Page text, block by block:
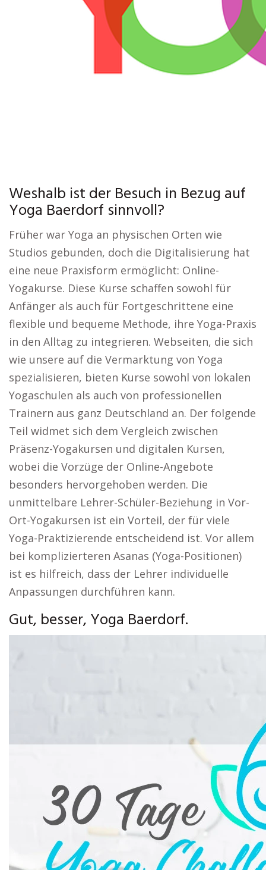
Weshalb ist der Besuch in Bezug auf
Yoga Baerdorf sinnvoll?
Früher war Yoga an physischen Orten wie
Studios gebunden, doch die Digitalisierung hat
eine neue Praxisform ermöglicht: Online-
Yogakurse. Diese Kurse schaffen sowohl für
Anfänger als auch für Fortgeschrittene eine
flexible und bequeme Methode, ihre Yoga-Praxis
in den Alltag zu integrieren. Webseiten, die sich
wie unsere auf die Vermarktung von Yoga
spezialisieren, bieten Kurse sowohl von lokalen
Yogaschulen als auch von professionellen
Trainern aus ganz Deutschland an. Der folgende
Teil widmet sich dem Vergleich zwischen
Präsenz-Yogakursen und digitalen Kursen,
wobei die Vorzüge der Online-Angebote
besonders hervorgehoben werden. Die
unmittelbare Lehrer-Schüler-Beziehung in Vor-
Ort-Yogakursen ist ein Vorteil, der für viele
Yoga-Praktizierende entscheidend ist. Vor allem
bei komplizierteren Asanas (Yoga-Positionen)
ist es hilfreich, dass der Lehrer individuelle
Anpassungen durchführen kann.
Gut, besser, Yoga Baerdorf.